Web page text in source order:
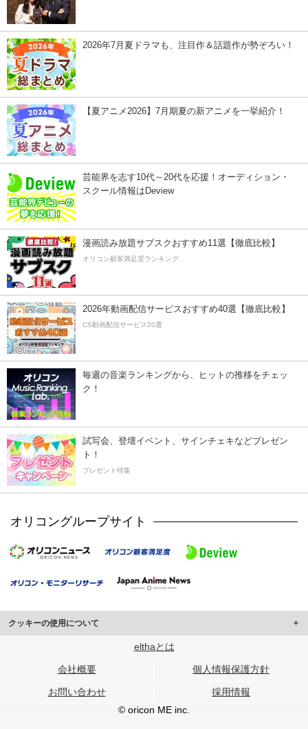
2026年7月夏ドラマも、注目作＆話題作が勢ぞろい！
【夏アニメ2026】7月期夏の新アニメを一挙紹介！
芸能界を志す10代～20代を応援！オーディション・
スクール情報はDeview
漫画読み放題サブスクおすすめ11選【徹底比較】
オリコン顧客満足度ランキング
2026年動画配信サービスおすすめ40選【徹底比較】
CS動画配信サービス20選
毎週の音楽ランキングから、ヒットの推移をチェッ
ク！
試写会、登壇イベント、サインチェキなどプレゼン
ト！
プレゼント特集
オリコングループサイト
クッキーの使用について
このサイトでは Cookie を使用して、ユーザーに合わせたコンテンツや広告の
行っています。
メディアや広告配信、データ解析の各パートナーに提供しています。
ユーザーが各パートナーのサービスを使用したときに収集した他の情報を組み
elthaとは
会社概要 個人情報保護方針
お問い合わせ
採用情報
© oricon ME inc.